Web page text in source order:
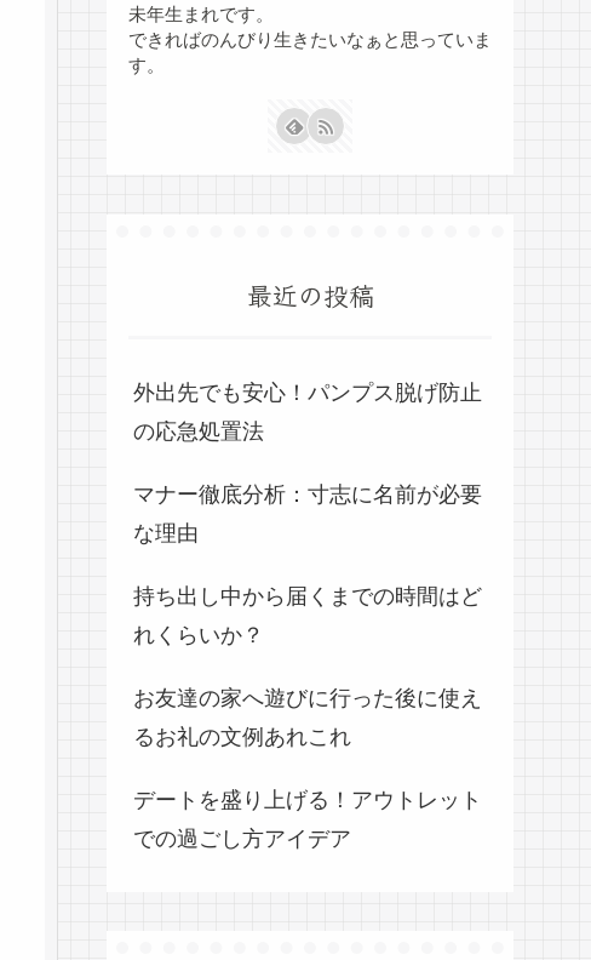
未年生まれです。
できればのんびり生きたいなぁと思っていま
す。
最近の投稿
外出先でも安心！パンプス脱げ防止
の応急処置法
マナー徹底分析：寸志に名前が必要
な理由
持ち出し中から届くまでの時間はど
れくらいか？
お友達の家へ遊びに行った後に使え
るお礼の文例あれこれ
デートを盛り上げる！アウトレット
での過ごし方アイデア